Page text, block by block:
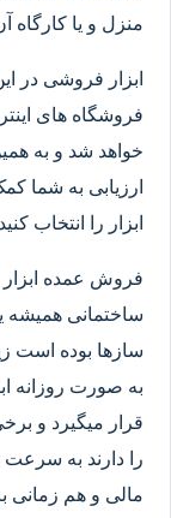
منزل و یا کارگاه
ابزار فروشی در
فروشگاه های
خواهد شد و به
ارزیابی به شما
ابزار را انتخاب
فروش عمده ابزار
ساختمانی همیشه
سازها بوده است
به صورت روزانه
قرار میگیرد و
را دارند به سرعت
مالی و هم زمانی